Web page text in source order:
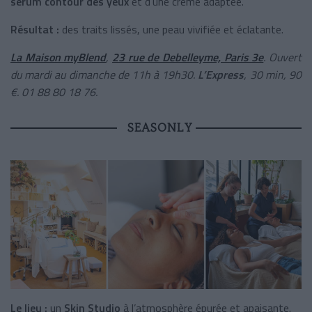
Résultat : des traits lissés, une peau vivifiée et éclatante.
La Maison myBlend, 23 rue de Debelleyme, Paris 3e. Ouvert
du mardi au dimanche de 11h à 19h30. L’Express, 30 min, 90
€. 01 88 80 18 76.
SEASONLY
Le lieu : un Skin Studio à l’atmosphère épurée et apaisante.